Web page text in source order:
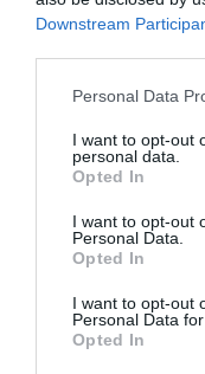
Downstream
Please note that this
not limited to your
grant or deny
use your data for
consent section.
Personal Data
I want to opt-out
personal data.
Opted In
I want to opt-out
Personal Data.
Opted In
I want to opt-out
Personal Data
Opted In
πολύ καλύτερο
συνεργαστούμε
ναυσιπλοΐας
Κλείνοντας,
Τασούλα για
Ευχαριστώ
βρίσκομαι εδώ,
τους δύο λαούς